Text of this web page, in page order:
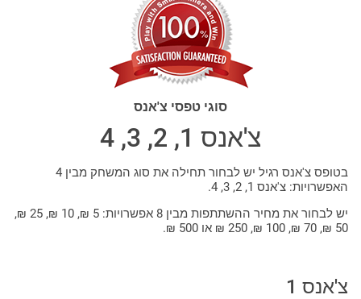
סוגי טפסי צ'אנס
צ'אנס 1, 2, 3, 4
בטופס צ'אנס רגיל יש לבחור תחילה את סוג המשחק מבין 4
האפשרויות: צ'אנס 1, 2, 3, 4.
יש לבחור את מחיר ההשתתפות מבין 8 אפשרויות: 5 ₪, 10 ₪, 25 ₪,
50 ₪, 70 ₪, 100 ₪, 250 ₪ או 500 ₪.
צ'אנס 1